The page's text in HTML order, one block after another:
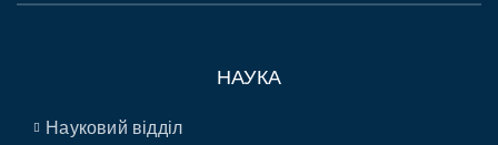
НАУКА
Науковий відділ